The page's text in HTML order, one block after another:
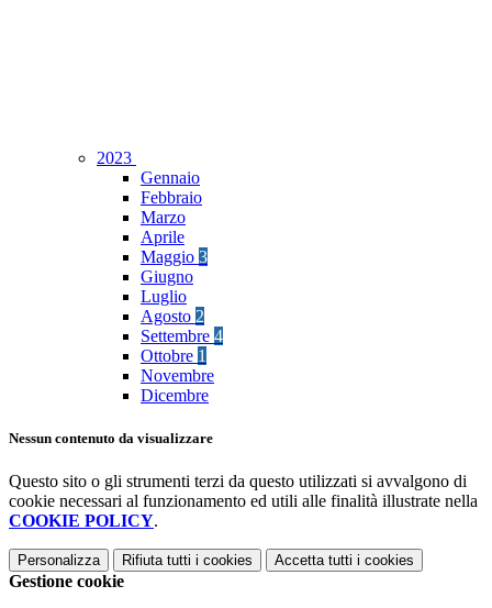
2023
Gennaio
Febbraio
Marzo
Aprile
Maggio 3
Giugno
Luglio
Agosto 2
Settembre 4
Ottobre 1
Novembre
Dicembre
Nessun contenuto da visualizzare
Questo sito o gli strumenti terzi da questo utilizzati si avvalgono di
cookie necessari al funzionamento ed utili alle finalità illustrate nella
COOKIE POLICY.
Personalizza Rifiuta tutti i cookies Accetta tutti i cookies
Gestione cookie